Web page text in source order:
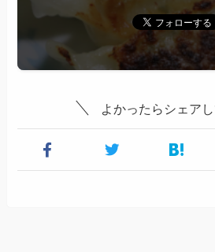
よかったらシェアし